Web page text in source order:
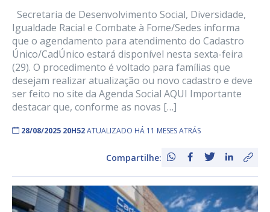
Secretaria de Desenvolvimento Social, Diversidade,
Igualdade Racial e Combate à Fome/Sedes informa
que o agendamento para atendimento do Cadastro
Único/CadÚnico estará disponível nesta sexta-feira
(29). O procedimento é voltado para famílias que
desejam realizar atualização ou novo cadastro e deve
ser feito no site da Agenda Social AQUI Importante
destacar que, conforme as novas […]
28/08/2025 20H52ATUALIZADO HÁ 11 MESES ATRÁS
Compartilhe: